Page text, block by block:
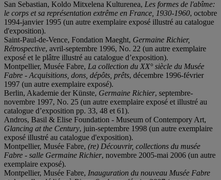
San Sebastian, Koldo Mitxelena Kulturenea, Les formes de l'abîme:
le corps et sa représentation extrême en France, 1930-1960, octobre
1994-janvier 1995 (un autre exemplaire exposé illustré au catalogue
d'exposition).
Saint-Paul-de-Vence, Fondation Maeght, Germaine Richier,
Rétrospective, avril-septembre 1996, No. 22 (un autre exemplaire
exposé et le plâtre illustré au catalogue d’exposition).
Montpellier, Musée Fabre, La collection du XX° siècle du Musée
Fabre - Acquisitions, dons, dépôts, prêts, décembre 1996-février
1997 (un autre exemplaire exposé).
Berlin, Akademie der Künste, Germaine Richier, septembre-
novembre 1997, No. 25 (un autre exemplaire exposé et illustré au
catalogue d’exposition pp. 33, 48 et 61).
Andros, Basil & Elise Foundation - Museum of Contempory Art,
Glancing at the Century, juin-septembre 1998 (un autre exemplaire
exposé illustré au catalogue d'exposition).
Montpellier, Musée Fabre, (re) Découvrir, collections du musée
Fabre - salle Germaine Richier, novembre 2005-mai 2006 (un autre
exemplaire exposé).
Montpellier, Musée Fabre, Inauguration du nouveau Musée Fabre